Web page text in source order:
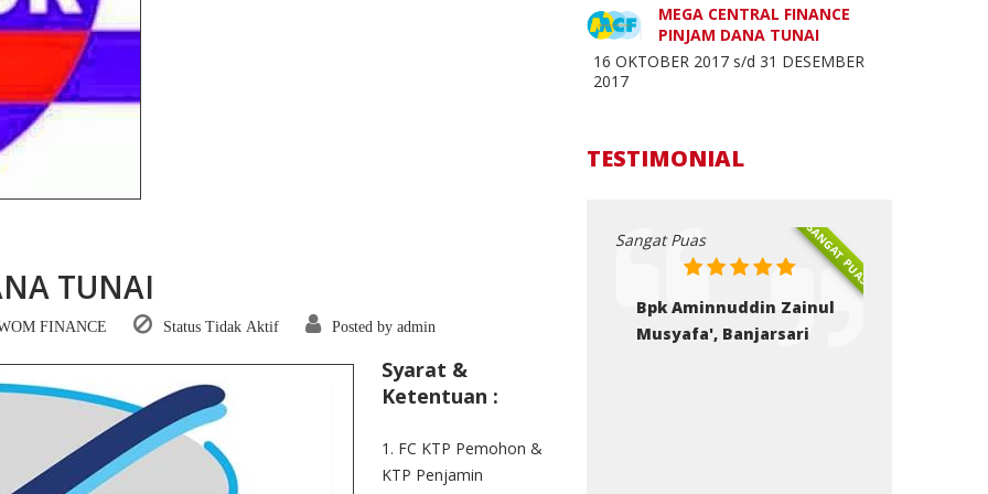
TUNAI
FINANCE Status Tidak Aktif Posted by admin
Syarat &
Ketentuan :
1. FC KTP Pemohon &
KTP Penjamin
MEGA CENTRAL FINANCE
PINJAM DANA TUNAI
16 OKTOBER 2017 s/d 31 DESEMBER
2017
TESTIMONIAL
Hermawan, Pesantren
SANGAT PUAS
Musyafa', Banjarsari
SANGAT PUAS
Sangat Puas
Bpk Moch. Wahyu Susanto,
Karangrejo